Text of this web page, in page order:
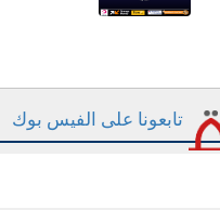
تابعونا على الفيس بوك